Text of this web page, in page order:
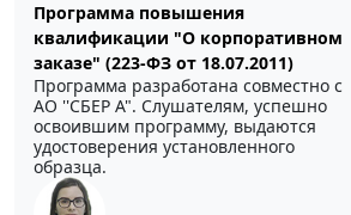
Программа повышения
квалификации "О корпоративном
заказе" (223-ФЗ от 18.07.2011)
Программа разработана совместно с
АО ''СБЕР А". Слушателям, успешно
освоившим программу, выдаются
удостоверения установленного
образца.